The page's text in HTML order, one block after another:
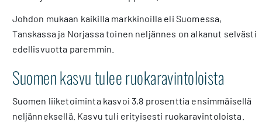
Johdon mukaan kaikilla markkinoilla eli Suomessa,
Tanskassa ja Norjassa toinen neljännes on alkanut selvästi
edellisvuotta paremmin.
Suomen kasvu tulee ruokaravintoloista
Suomen liiketoiminta kasvoi 3,8 prosenttia ensimmäisellä
neljänneksellä. Kasvu tuli erityisesti ruokaravintoloista.